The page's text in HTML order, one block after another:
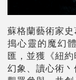
蘇格蘭藝術家
搗心靈的魔幻
匯，並獲《紐
幻象、讀心術